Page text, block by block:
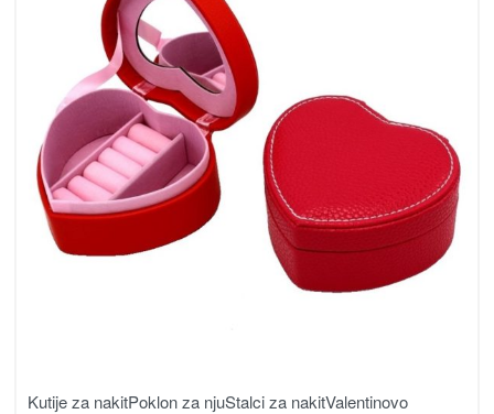
Kutije za nakitPoklon za njuStalci za nakitValentinovo